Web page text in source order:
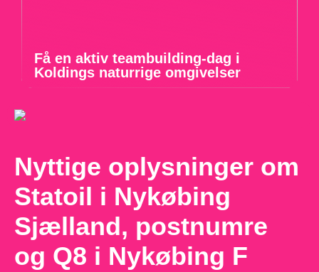
Få en aktiv teambuilding-dag i
Koldings naturrige omgivelser
Nyttige oplysninger om
Statoil i Nykøbing
Sjælland, postnumre
og Q8 i Nykøbing F